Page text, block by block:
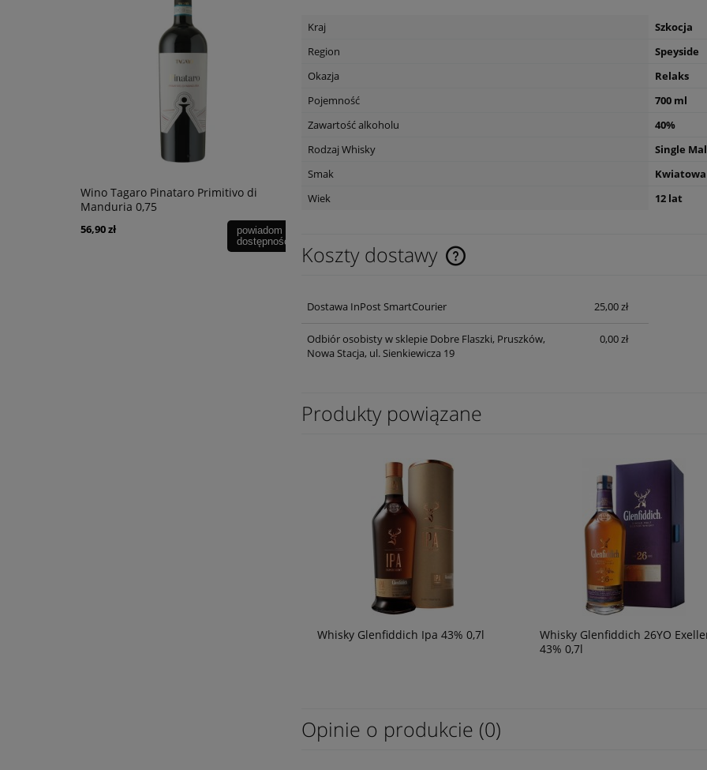
Wino Tagaro Pinataro Primitivo di
Manduria 0,75
56,90 zł
powiadom o
dostępności
Wino The Retreat Sauvignon blanc
Marlborough 0,75
Wino Bonfils L'Esparrou Rose 0,75L
Kraj
Szkocja
Region
Speyside
Okazja
Relaks
Pojemność
700 ml
Zawartość alkoholu
40%
Rodzaj Whisky
Single
Smak
Kwiatowa
Wiek
12 lat
Koszty dostawy
Dostawa InPost SmartCourier 25,00 zł
Odbiór osobisty w sklepie Dobre Flaszki, Pruszków,
Nowa Stacja, ul. Sienkiewicza 19
0,00 zł
Produkty powiązane
Whisky Glenfiddich Ipa 43% 0,7l
Whisky Glenfiddich 26YO
43% 0,7l
Opinie o produkcie (0)